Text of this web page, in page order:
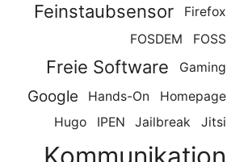
Feinstaubsensor
Firefox
FOSDEM
FOSS
Freie Software Gaming
Google Hands-On
Homepage
Hugo
IPEN Jailbreak Jitsi
Kommunikation